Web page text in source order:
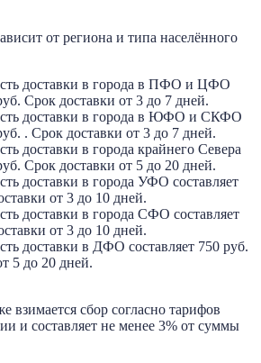
от региона и типа населённого
доставки в города в ПФО и ЦФО
Срок доставки от 3 до 7 дней.
доставки в города в ЮФО и СКФО
. Срок доставки от 3 до 7 дней.
доставки в города крайнего Севера
Срок доставки от 5 до 20 дней.
доставки в города УФО составляет
от 3 до 10 дней.
доставки в города СФО составляет
от 3 до 10 дней.
доставки в ДФО составляет 750 руб.
5 до 20 дней.
взимается сбор согласно тарифов
и составляет не менее 3% от суммы